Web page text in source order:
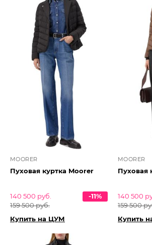
MOORER
Пуховая куртка Moorer
140 500 руб.
159 500 руб.
-11%
Купить на ЦУМ
MOORER
Пуховая
140 500
159 500
Купить